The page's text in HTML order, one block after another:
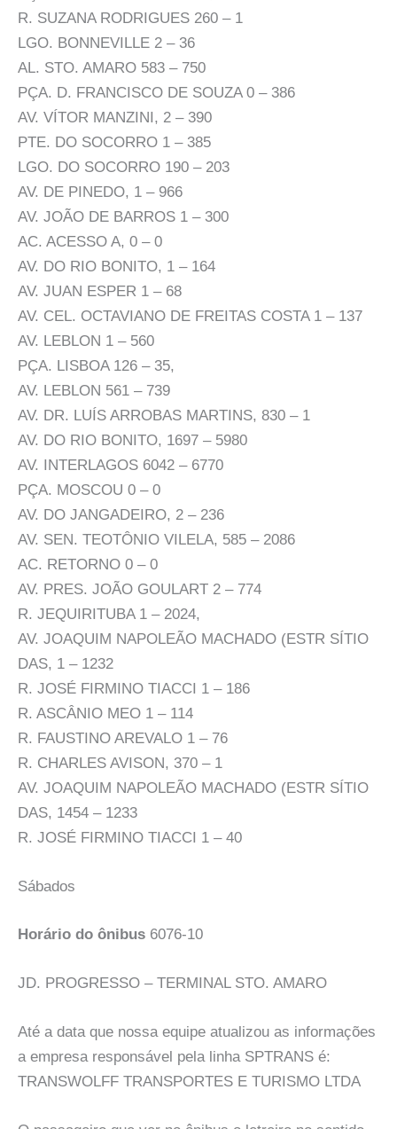
R. SUZANA RODRIGUES 260 – 1
LGO. BONNEVILLE 2 – 36
AL. STO. AMARO 583 – 750
PÇA. D. FRANCISCO DE SOUZA 0 – 386
AV. VÍTOR MANZINI, 2 – 390
PTE. DO SOCORRO 1 – 385
LGO. DO SOCORRO 190 – 203
AV. DE PINEDO, 1 – 966
AV. JOÃO DE BARROS 1 – 300
AC. ACESSO A, 0 – 0
AV. DO RIO BONITO, 1 – 164
AV. JUAN ESPER 1 – 68
AV. CEL. OCTAVIANO DE FREITAS COSTA 1 – 137
AV. LEBLON 1 – 560
PÇA. LISBOA 126 – 35,
AV. LEBLON 561 – 739
AV. DR. LUÍS ARROBAS MARTINS, 830 – 1
AV. DO RIO BONITO, 1697 – 5980
AV. INTERLAGOS 6042 – 6770
PÇA. MOSCOU 0 – 0
AV. DO JANGADEIRO, 2 – 236
AV. SEN. TEOTÔNIO VILELA, 585 – 2086
AC. RETORNO 0 – 0
AV. PRES. JOÃO GOULART 2 – 774
R. JEQUIRITUBA 1 – 2024,
AV. JOAQUIM NAPOLEÃO MACHADO (ESTR SÍTIO
DAS, 1 – 1232
R. JOSÉ FIRMINO TIACCI 1 – 186
R. ASCÂNIO MEO 1 – 114
R. FAUSTINO AREVALO 1 – 76
R. CHARLES AVISON, 370 – 1
AV. JOAQUIM NAPOLEÃO MACHADO (ESTR SÍTIO
DAS, 1454 – 1233
R. JOSÉ FIRMINO TIACCI 1 – 40
Sábados
Horário do ônibus 6076-10
JD. PROGRESSO – TERMINAL STO. AMARO
Até a data que nossa equipe atualizou as informações
a empresa responsável pela linha SPTRANS é:
TRANSWOLFF TRANSPORTES E TURISMO LTDA